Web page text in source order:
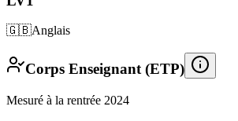
🇬🇧Anglais
Corps Enseignant (ETP)
Mesuré à la rentrée 2024